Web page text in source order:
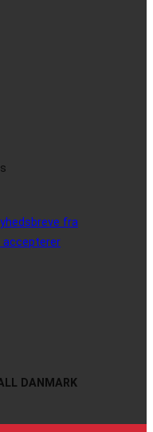
fra
accepterer
DANMARK